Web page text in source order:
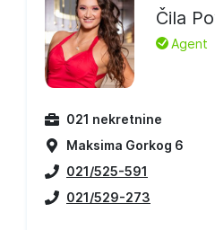
Čila
L Agent
021 nekretnine
Maksima Gorkog 6
021/525-591
021/529-273